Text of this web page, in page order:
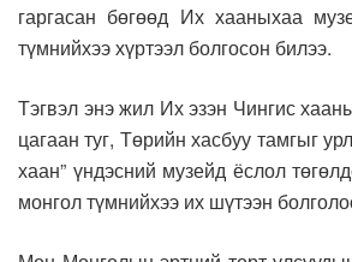
гаргасан бөгөөд Их хааныхаа
түмнийхээ хүртээл болгосон билээ.
Тэгвэл энэ жил Их эзэн Чингис
цагаан туг, Төрийн хасбуу тамгыг
хаан” үндэсний музейд ёслол
монгол түмнийхээ их шүтээн